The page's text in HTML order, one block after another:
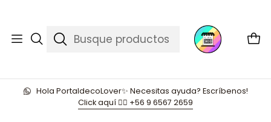
Hola PortaldecoLover✨ Necesitas ayuda? Escríbenos!
Click aquí 👉🏼 +56 9 6567 2659